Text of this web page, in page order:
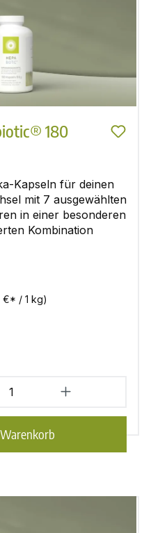
180
Kapseln für deinen
mit 7 ausgewählten
in einer besonderen
Kombination
€* / 1 kg)